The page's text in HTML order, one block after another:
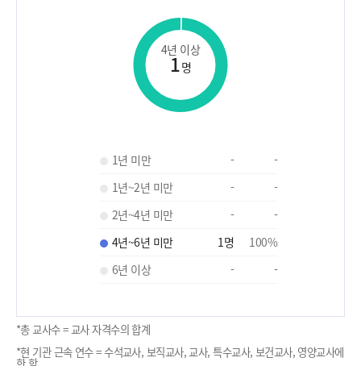
4년 이상
1명
1년 미만 -
-
1년~2년 미만
-
-
2년~4년 미만
-
-
4년~6년 미만
1명 100%
6년 이상
- -
*총 교사수 = 교사 자격수의 합계
*현 기관 근속 연수 = 수석교사, 보직교사, 교사, 특수교사, 보건교사, 영양교사에
한 함